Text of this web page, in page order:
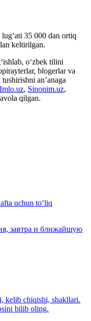
35 000 dan ortiq
keltirilgan.
o‘zbek tilini
blogerlar va
an’anaga
Imlo.uz, Sinonim.uz,
qilgan.
uchun to‘liq
завтра и ближайшую
kelib chiqishi, shakllari.
bilib oling.